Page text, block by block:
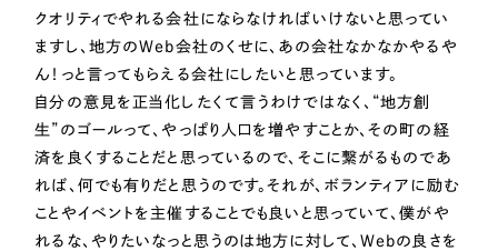
制作実績
全国1,400社以上の支援実績の中から 実績の
ブックマークしたサイト
クオリティでやれる会社にならなければいけないと思ってい
ますし、地方のWeb会社のくせに、あの会社なかなかやるや
ん！っと言ってもらえる会社にしたいと思っています。
自分の意見を正当化したくて言うわけではなく、“地方創
生”のゴールって、やっぱり人口を増やすことか、その町の経
済を良くすることだと思っているので、そこに繋がるものであ
れば、何でも有りだと思うのです。それが、ボランティアに励む
ことやイベントを主催することでも良いと思っていて、僕がや
れるな、やりたいなっと思うのは地方に対して、Webの良さを